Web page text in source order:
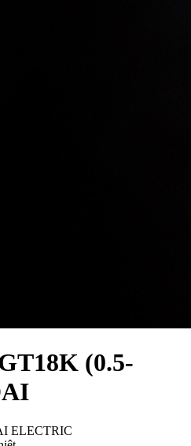
(0.5-
ELECTRIC